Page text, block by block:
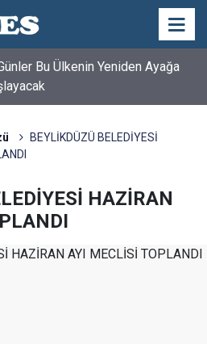
Bu Ülkenin Yeniden Ayağa
BEYLİKDÜZÜ BELEDİYESİ
HAZİRAN